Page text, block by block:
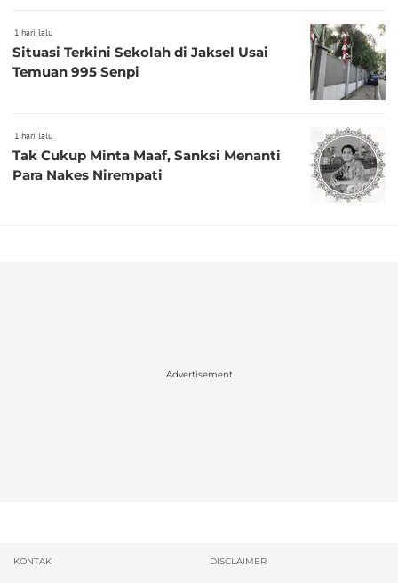
1 hari lalu
Situasi Terkini Sekolah di Jaksel Usai
Temuan 995 Senpi
1 hari lalu
Tak Cukup Minta Maaf, Sanksi Menanti
Para Nakes Nirempati
Advertisement
KONTAK DISCLAIMER